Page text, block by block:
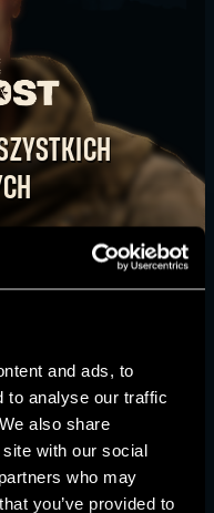
and ads, to
to analyse our traffic
We also share
with our social
who may
you’ve provided to
MIASTO. KROK PO KROKU.
twoje centrum
wydarzenia,
tu także
— dołącz do